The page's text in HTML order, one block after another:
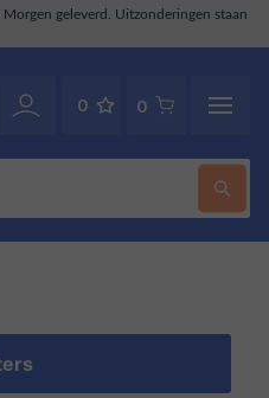
Klantenservice070-2141946
0 0